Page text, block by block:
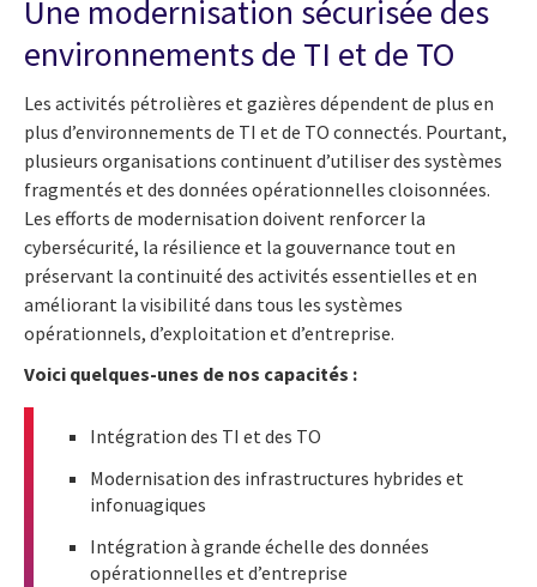
Une modernisation sécurisée des
environnements de TI et de TO
Les activités pétrolières et gazières dépendent de plus en
plus d’environnements de TI et de TO connectés. Pourtant,
plusieurs organisations continuent d’utiliser des systèmes
fragmentés et des données opérationnelles cloisonnées.
Les efforts de modernisation doivent renforcer la
cybersécurité, la résilience et la gouvernance tout en
préservant la continuité des activités essentielles et en
améliorant la visibilité dans tous les systèmes
opérationnels, d’exploitation et d’entreprise.
Voici quelques-unes de nos capacités :
Intégration des TI et des TO
Modernisation des infrastructures hybrides et
infonuagiques
Intégration à grande échelle des données
opérationnelles et d’entreprise